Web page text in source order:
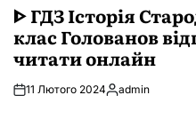
Уᐈ ГДЗ Історія
клас Голованов
читати онлайн
11 Лютого 2024Опубліковано
admin